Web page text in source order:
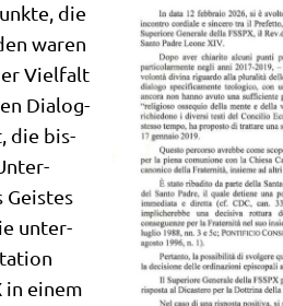
die
waren
Viel­falt
Dia­log­
die bis­
Gei­stes
unter­
in einem